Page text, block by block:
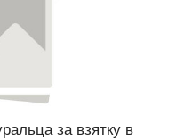
за взятку в